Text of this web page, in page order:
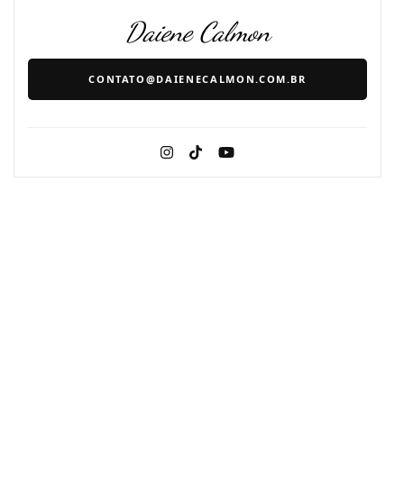
Daiene Calmon
CONTATO@DAIENECALMON.COM.BR